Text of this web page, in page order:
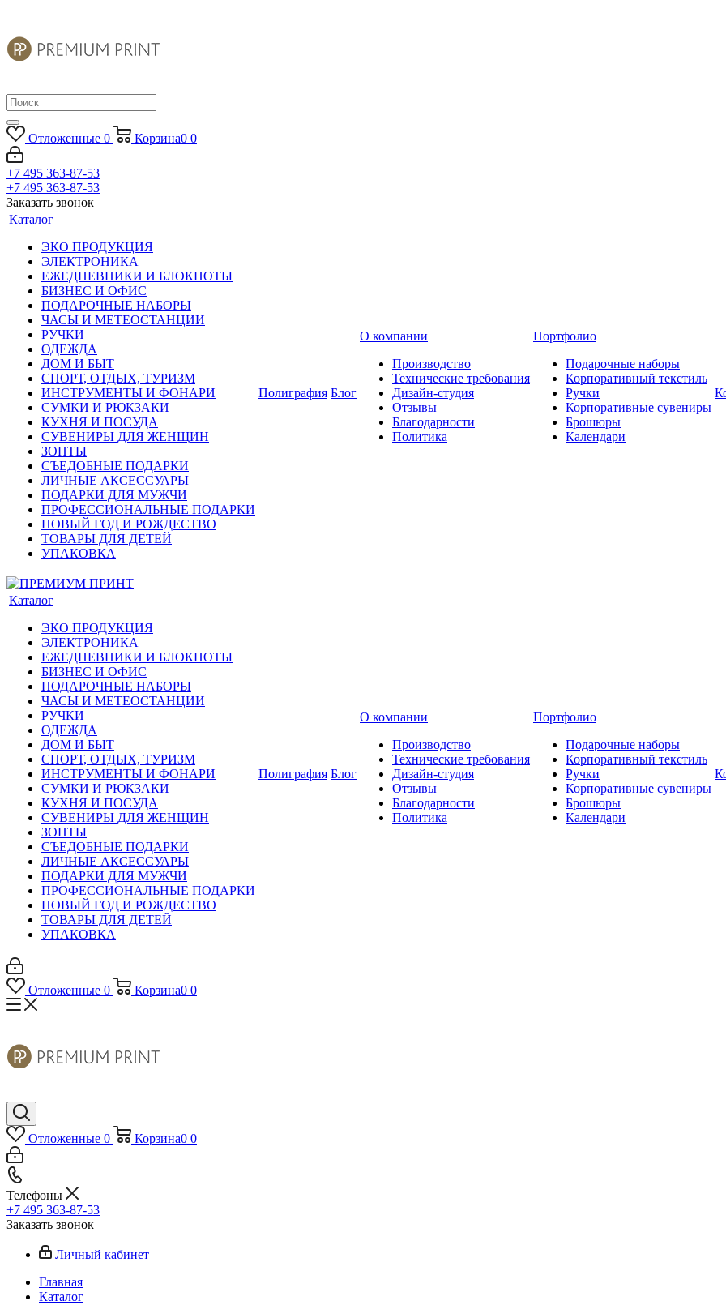
Отложенные 0 Корзина0 0
+7 495 363-87-53
+7 495 363-87-53
Заказать звонок
Каталог
ЭКО ПРОДУКЦИЯ
ЭЛЕКТРОНИКА
ЕЖЕДНЕВНИКИ И БЛОКНОТЫ
БИЗНЕС И ОФИС
ПОДАРОЧНЫЕ НАБОРЫ
ЧАСЫ И МЕТЕОСТАНЦИИ
РУЧКИ
ОДЕЖДА
ДОМ И БЫТ
СПОРТ, ОТДЫХ, ТУРИЗМ
ИНСТРУМЕНТЫ И ФОНАРИ
СУМКИ И РЮКЗАКИ
КУХНЯ И ПОСУДА
СУВЕНИРЫ ДЛЯ ЖЕНЩИН
ЗОНТЫ
СЪЕДОБНЫЕ ПОДАРКИ
ЛИЧНЫЕ АКСЕССУАРЫ
ПОДАРКИ ДЛЯ МУЖЧИ
ПРОФЕССИОНАЛЬНЫЕ ПОДАРКИ
НОВЫЙ ГОД И РОЖДЕСТВО
ТОВАРЫ ДЛЯ ДЕТЕЙ
УПАКОВКА
Полиграфия Блог
О компании
Производство
Технические требования
Дизайн-студия
Отзывы
Благодарности
Политика
Портфолио
Подарочные наборы
Корпоративный текстиль
Ручки
Корпоративные сувениры
Брошюры
Календари
Каталог
ЭКО ПРОДУКЦИЯ
ЭЛЕКТРОНИКА
ЕЖЕДНЕВНИКИ И БЛОКНОТЫ
БИЗНЕС И ОФИС
ПОДАРОЧНЫЕ НАБОРЫ
ЧАСЫ И МЕТЕОСТАНЦИИ
РУЧКИ
ОДЕЖДА
ДОМ И БЫТ
СПОРТ, ОТДЫХ, ТУРИЗМ
ИНСТРУМЕНТЫ И ФОНАРИ
СУМКИ И РЮКЗАКИ
КУХНЯ И ПОСУДА
СУВЕНИРЫ ДЛЯ ЖЕНЩИН
ЗОНТЫ
СЪЕДОБНЫЕ ПОДАРКИ
ЛИЧНЫЕ АКСЕССУАРЫ
ПОДАРКИ ДЛЯ МУЖЧИ
ПРОФЕССИОНАЛЬНЫЕ ПОДАРКИ
НОВЫЙ ГОД И РОЖДЕСТВО
ТОВАРЫ ДЛЯ ДЕТЕЙ
УПАКОВКА
Полиграфия Блог
О компании
Производство
Технические требования
Дизайн-студия
Отзывы
Благодарности
Политика
Портфолио
Подарочные наборы
Корпоративный текстиль
Ручки
Корпоративные сувениры
Брошюры
Календари
Отложенные 0 Корзина0 0
Отложенные 0 Корзина0 0
Телефоны
+7 495 363-87-53
Заказать звонок
Личный кабинет
Главная
Каталог